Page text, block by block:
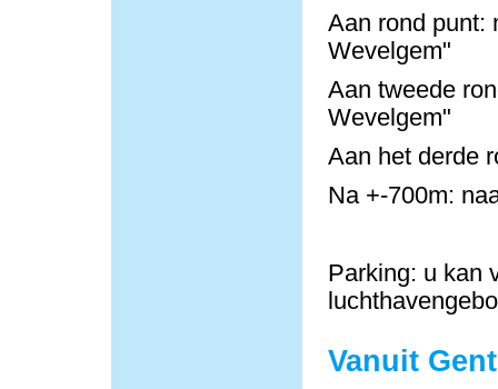
Aan rond punt:
Wevelgem"
Aan tweede
Wevelgem"
Aan het derde
Na +-700m:
Parking: u kan
Vanuit Gent